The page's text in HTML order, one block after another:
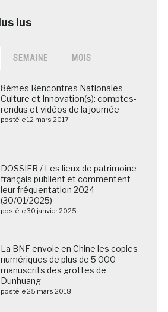
SEMAINE MOIS
8èmes Rencontres Nationales
Culture et Innovation(s): comptes-
rendus et vidéos de la journée
posté le 12 mars 2017
DOSSIER / Les lieux de patrimoine
français publient et commentent
leur fréquentation 2024
(30/01/2025)
posté le 30 janvier 2025
La BNF envoie en Chine les copies
numériques de plus de 5 000
manuscrits des grottes de
Dunhuang
posté le 25 mars 2018